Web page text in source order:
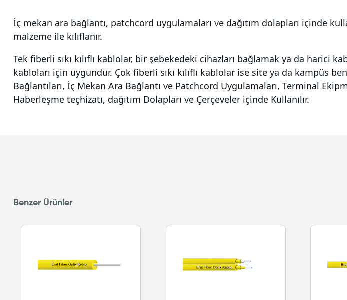
İç mekan ara bağlantı, patchcord uygulamaları ve dağıtım dolapları içinde
malzeme ile kılıflanır.
Tek fiberli sıkı kılıflı kablolar, bir şebekedeki cihazları bağlamak ya da harici
kabloları için uygundur. Çok fiberli sıkı kılıflı kablolar ise site ya da kampüs
Bağlantıları, İç Mekan Ara Bağlantı ve Patchcord Uygulamaları, Terminal
Haberleşme teçhizatı, dağıtım Dolapları ve Çerçeveler içinde Kullanılır.
Benzer Ürünler